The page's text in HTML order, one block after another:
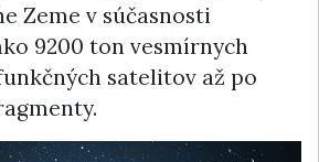
Zeme v súčasnosti
9200 ton vesmírnych
satelitov až po